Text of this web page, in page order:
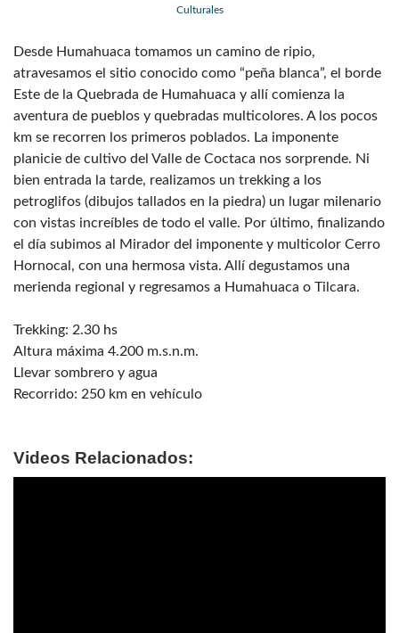
Culturales
Desde Humahuaca tomamos un camino de ripio,
atravesamos el sitio conocido como “peña blanca”, el borde
Este de la Quebrada de Humahuaca y allí comienza la
aventura de pueblos y quebradas multicolores. A los pocos
km se recorren los primeros poblados. La imponente
planicie de cultivo del Valle de Coctaca nos sorprende. Ni
bien entrada la tarde, realizamos un trekking a los
petroglifos (dibujos tallados en la piedra) un lugar milenario
con vistas increíbles de todo el valle. Por último, finalizando
el día subimos al Mirador del imponente y multicolor Cerro
Hornocal, con una hermosa vista. Allí degustamos una
merienda regional y regresamos a Humahuaca o Tilcara.
Trekking: 2.30 hs
Altura máxima 4.200 m.s.n.m.
Llevar sombrero y agua
Recorrido: 250 km en vehículo
Videos Relacionados: